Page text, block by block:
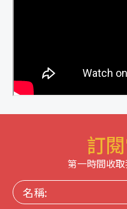
訂
第一時間收
名
稱: